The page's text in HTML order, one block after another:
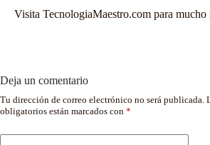
Visita TecnologiaMaestro.com para mucho
Deja un comentario
Tu dirección de correo electrónico no será publicada.
obligatorios están marcados con *